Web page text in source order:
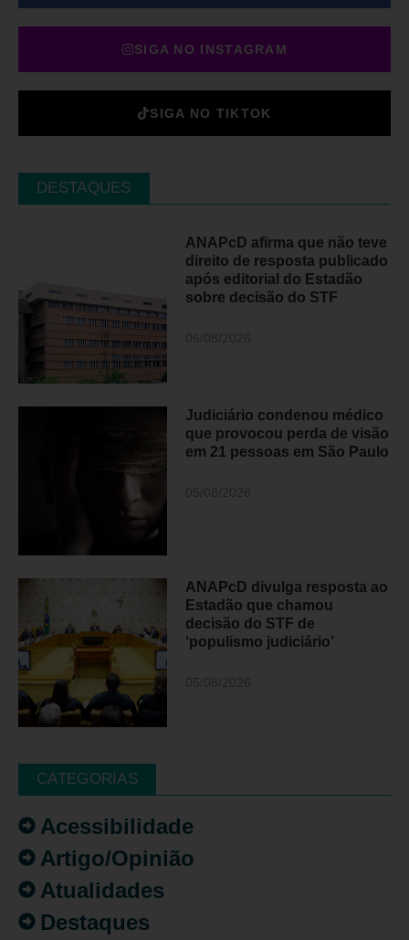
SIGA NO INSTAGRAM
SIGA NO TIKTOK
DESTAQUES
ANAPcD afirma que não teve
direito de resposta publicado
após editorial do Estadão
sobre decisão do STF
Judiciário condenou médico
que provocou perda de visão
em 21 pessoas em São Paulo
ANAPcD divulga resposta ao
Estadão que chamou
decisão do STF de
‘populismo judiciário’
CATEGORIAS
Acessibilidade
Artigo/Opinião
Atualidades
Destaques